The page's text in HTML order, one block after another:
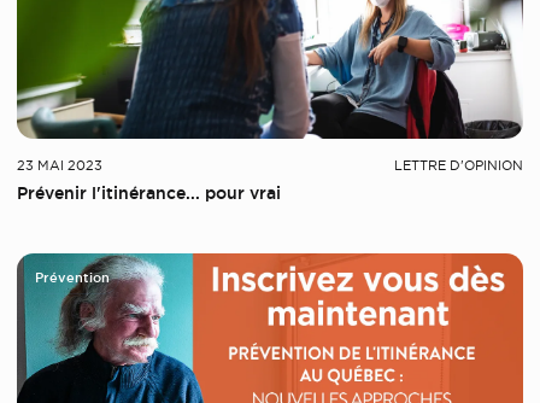
23 MAI 2023 LETTRE D'OPINION
Prévenir l'itinérance... pour vrai
Prévention